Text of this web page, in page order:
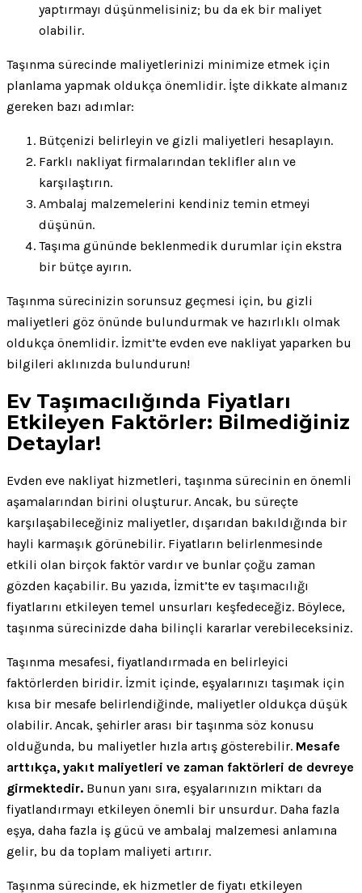
yaptırmayı düşünmelisiniz; bu da ek bir maliyet
olabilir.
Taşınma sürecinde maliyetlerinizi minimize etmek için
planlama yapmak oldukça önemlidir. İşte dikkate almanız
gereken bazı adımlar:
Bütçenizi belirleyin ve gizli maliyetleri hesaplayın.
Farklı nakliyat firmalarından teklifler alın ve
karşılaştırın.
Ambalaj malzemelerini kendiniz temin etmeyi
düşünün.
Taşıma gününde beklenmedik durumlar için ekstra
bir bütçe ayırın.
Taşınma sürecinizin sorunsuz geçmesi için, bu gizli
maliyetleri göz önünde bulundurmak ve hazırlıklı olmak
oldukça önemlidir. İzmit’te evden eve nakliyat yaparken bu
bilgileri aklınızda bulundurun!
Ev Taşımacılığında Fiyatları
Etkileyen Faktörler: Bilmediğiniz
Detaylar!
Evden eve nakliyat hizmetleri, taşınma sürecinin en önemli
aşamalarından birini oluşturur. Ancak, bu süreçte
karşılaşabileceğiniz maliyetler, dışarıdan bakıldığında bir
hayli karmaşık görünebilir. Fiyatların belirlenmesinde
etkili olan birçok faktör vardır ve bunlar çoğu zaman
gözden kaçabilir. Bu yazıda, İzmit’te ev taşımacılığı
fiyatlarını etkileyen temel unsurları keşfedeceğiz. Böylece,
taşınma sürecinizde daha bilinçli kararlar verebileceksiniz.
Taşınma mesafesi, fiyatlandırmada en belirleyici
faktörlerden biridir. İzmit içinde, eşyalarınızı taşımak için
kısa bir mesafe belirlendiğinde, maliyetler oldukça düşük
olabilir. Ancak, şehirler arası bir taşınma söz konusu
olduğunda, bu maliyetler hızla artış gösterebilir. Mesafe
arttıkça, yakıt maliyetleri ve zaman faktörleri de devreye
girmektedir. Bunun yanı sıra, eşyalarınızın miktarı da
fiyatlandırmayı etkileyen önemli bir unsurdur. Daha fazla
eşya, daha fazla iş gücü ve ambalaj malzemesi anlamına
gelir, bu da toplam maliyeti artırır.
Taşınma sürecinde, ek hizmetler de fiyatı etkileyen